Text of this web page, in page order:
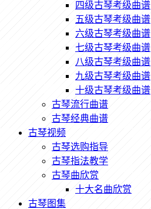
四级古琴考级曲谱
五级古琴考级曲谱
六级古琴考级曲谱
七级古琴考级曲谱
八级古琴考级曲谱
九级古琴考级曲谱
十级古琴考级曲谱
古琴流行曲谱
古琴经典曲谱
古琴视频
古琴选购指导
古琴指法教学
古琴曲欣赏
十大名曲欣赏
古琴图集